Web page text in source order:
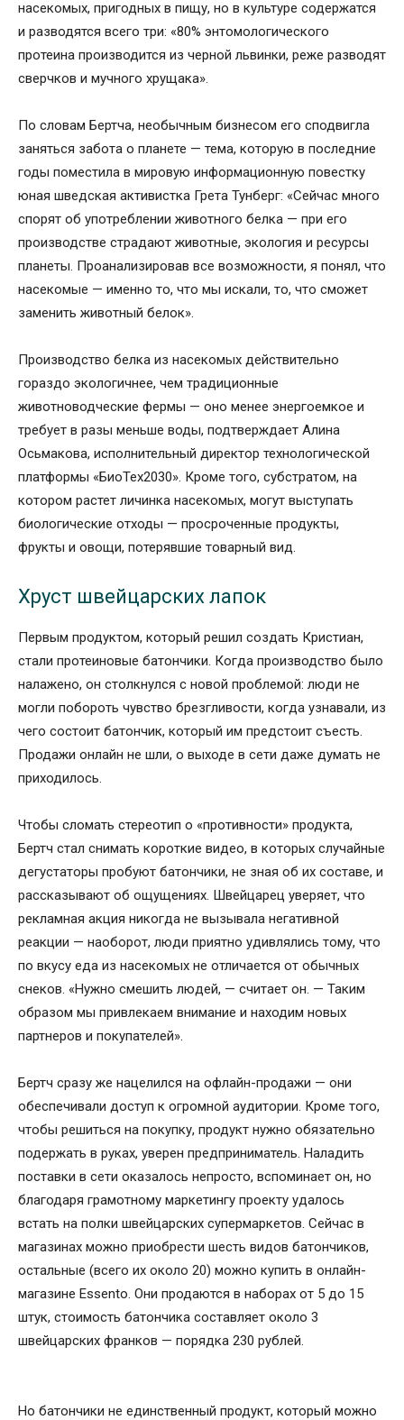
насекомых, пригодных в пищу, но в культуре содержатся
и разводятся всего три: «80% энтомологического
протеина производится из черной львинки, реже разводят
сверчков и мучного хрущака».
По словам Бертча, необычным бизнесом его сподвигла
заняться забота о планете — тема, которую в последние
годы поместила в мировую информационную повестку
юная шведская активистка Грета Тунберг: «Сейчас много
спорят об употреблении животного белка — при его
производстве страдают животные, экология и ресурсы
планеты. Проанализировав все возможности, я понял, что
насекомые — именно то, что мы искали, то, что сможет
заменить животный белок».
Производство белка из насекомых действительно
гораздо экологичнее, чем традиционные
животноводческие фермы — оно менее энергоемкое и
требует в разы меньше воды, подтверждает Алина
Осьмакова, исполнительный директор технологической
платформы «БиоТех2030». Кроме того, субстратом, на
котором растет личинка насекомых, могут выступать
биологические отходы — просроченные продукты,
фрукты и овощи, потерявшие товарный вид.
Хруст швейцарских лапок
Первым продуктом, который решил создать Кристиан,
стали протеиновые батончики. Когда производство было
налажено, он столкнулся с новой проблемой: люди не
могли побороть чувство брезгливости, когда узнавали, из
чего состоит батончик, который им предстоит съесть.
Продажи онлайн не шли, о выходе в сети даже думать не
приходилось.
Чтобы сломать стереотип о «противности» продукта,
Бертч стал снимать короткие видео, в которых случайные
дегустаторы пробуют батончики, не зная об их составе, и
рассказывают об ощущениях. Швейцарец уверяет, что
рекламная акция никогда не вызывала негативной
реакции — наоборот, люди приятно удивлялись тому, что
по вкусу еда из насекомых не отличается от обычных
снеков. «Нужно смешить людей, — считает он. — Таким
образом мы привлекаем внимание и находим новых
партнеров и покупателей».
Бертч сразу же нацелился на офлайн-продажи — они
обеспечивали доступ к огромной аудитории. Кроме того,
чтобы решиться на покупку, продукт нужно обязательно
подержать в руках, уверен предприниматель. Наладить
поставки в сети оказалось непросто, вспоминает он, но
благодаря грамотному маркетингу проекту удалось
встать на полки швейцарских супермаркетов. Сейчас в
магазинах можно приобрести шесть видов батончиков,
остальные (всего их около 20) можно купить в онлайн-
магазине Essento. Они продаются в наборах от 5 до 15
штук, стоимость батончика составляет около 3
швейцарских франков — порядка 230 рублей.
Но батончики не единственный продукт, который можно